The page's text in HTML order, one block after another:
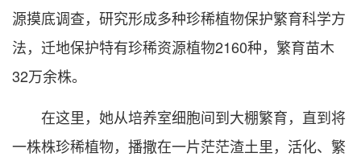
源摸底调查，研究形成多种珍稀植物保护繁育科学方
法，迁地保护特有珍稀资源植物2160种，繁育苗木
32万余株。
在这里，她从培养室细胞间到大棚繁育，直到将
一株株珍稀植物，播撒在一片茫茫渣土里，活化、繁